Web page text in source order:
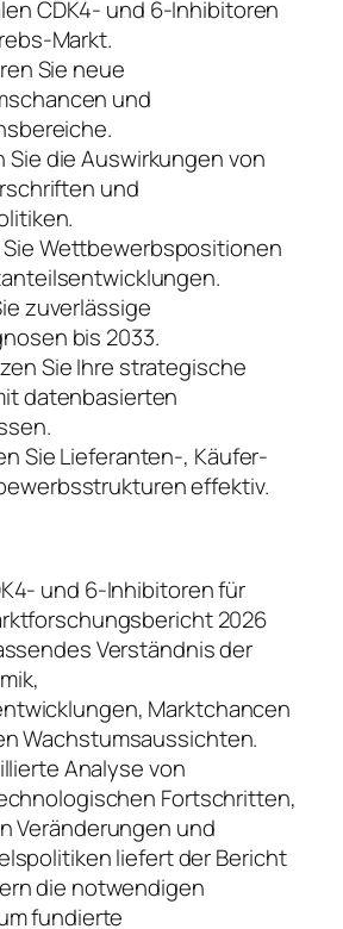
CDK4- und 6-Inhibitoren
Markt.
Sie neue
und
Sie die Auswirkungen von
und
Wettbewerbspositionen
zuverlässige
bis 2033.
Sie Ihre strategische
datenbasierten
Sie Lieferanten-, Käufer-
effektiv.
und 6-Inhibitoren für
2026
Verständnis der
Marktchancen
Wachstumsaussichten.
Analyse von
Fortschritten,
Veränderungen und
liefert der Bericht
die notwendigen
fundierte